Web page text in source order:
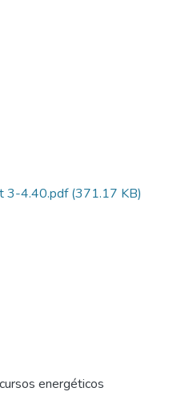
3-4.40.pdf(371.17 KB)
energéticos